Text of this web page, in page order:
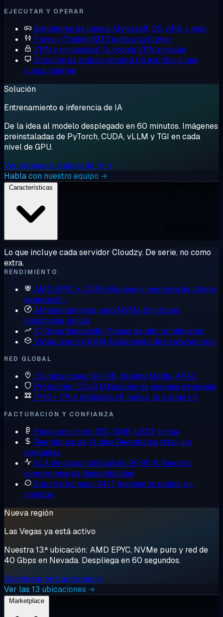
EJECUTAR Y OPERAR
Servidores de juegos Minecraft, CS, ARK y más
Forex y Trading MT5 junto a tu bróker
VPN y privacidad Tu propia VPN privada
Estación de trabajo remota Un escritorio que
nunca duerme
Solución
Entrenamiento e inferencia de IA
De la idea al modelo desplegado en 60 minutos. Imágenes
preinstaladas de PyTorch, CUDA, vLLM y TGI en cada
nivel de GPU.
Ver cargas de trabajo de IA →
Habla con nuestro equipo →
Lo que incluye cada servidor Cloudzy. De serie, no como
extra.
RENDIMIENTO
AMD EPYC + DDR5 Núcleos y memoria de última
generación
Almacenamiento puro NVMeSin discos
mecánicos, nunca
10 Gbps Bandwidth Planes de alto rendimiento
Virtualización KVM Aislamiento de hardware real
RED GLOBAL
13 ubicaciones NA, UE, Oriente Medio, APAC
Protección DDoS Mitigación de ataques integrada
IPv6 + IPv4 dedicadav6 nativa, tu propia v4
FACTURACIÓN Y CONFIANZA
Paga con cripto BTC, XMR, USDT y más
Reembolso de 14 días Reembolso total, sin
preguntas
SLA de disponibilidad del 99,95 % Nuestro
compromiso de disponibilidad
Soporte humano 24/7 Ingenieros reales, en
minutos
Nueva región
Las Vegas ya está activo
Nuestra 13.ª ubicación: AMD EPYC, NVMe puro y red de
40 Gbps en Nevada. Despliega en 60 segundos.
Desplegar en Las Vegas →
Ver las 13 ubicaciones →